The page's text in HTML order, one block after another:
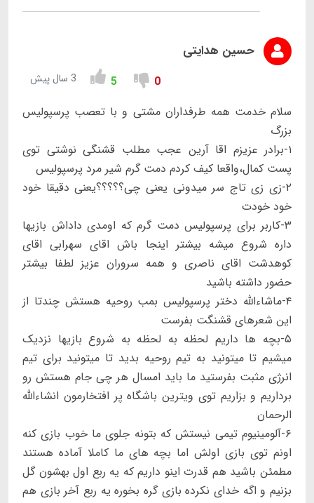
حسین هدایتی
0
5 3 سال پیش
سلام خدمت همه طرفداران مشتی و با تعصب پرسپولیس
بزرگ
۱-برادر عزیزم اقا آرین عجب مطلب قشنگی نوشتی توی
پست کمال،واقعا کیف کردم دمت گرم شیر مرد پرسپولیس
۲-زی زی تاج سر میدونی یعنی چی؟؟؟؟؟یعنی دقیقا خود
خود خودت
۳-کاربر برای پرسپولیس دمت گرم که اومدی داداش بازیها
داره شروع میشه بیشتر اینجا باش اقای سهرابی اقای
کوهدشت اقای ناصری و همه سروران عزیز لطفا بیشتر
حضور داشته باشید
۴-ماشاءالله دختر پرسپولیس بمب روحیه هستش چندتا از
این شعرهای قشنگت بفرست
۵-بچه ها داریم لحظه به لحظه به شروع بازیها نزدیک
میشیم تا میتونید به تیم روحیه بدید تا میتونید برای تیم
انرژی مثبت بفرستید ما باید امسال هر چی جام هستش رو
برداریم و بزاریم توی ویترین باشگاه پر افتخارمون انشاءالله
الرحمان
۶-آلومینیوم تیمی نیستش که بتونه جلوی ما خوب بازی کنه
اونم توی بازی اولش اما بچه های ما کاملا آماده هستند
مطمئن باشید هم قدرت اینو داریم که یه ربع اول بهشون گل
بزنیم و اگه خدای نکرده بازی گره بخوره یه ربع آخر بازی هم